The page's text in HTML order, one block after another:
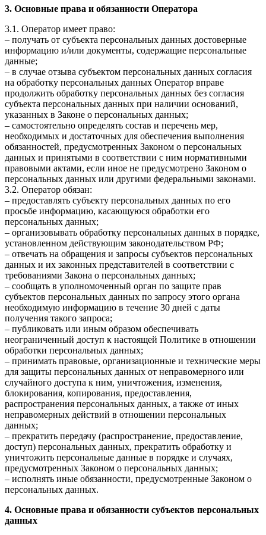
3. Основные права и обязанности Оператора
3.1. Оператор имеет право:
– получать от субъекта персональных данных достоверные
информацию и/или документы, содержащие персональные
данные;
– в случае отзыва субъектом персональных данных согласия
на обработку персональных данных Оператор вправе
продолжить обработку персональных данных без согласия
субъекта персональных данных при наличии оснований,
указанных в Законе о персональных данных;
– самостоятельно определять состав и перечень мер,
необходимых и достаточных для обеспечения выполнения
обязанностей, предусмотренных Законом о персональных
данных и принятыми в соответствии с ним нормативными
правовыми актами, если иное не предусмотрено Законом о
персональных данных или другими федеральными законами.
3.2. Оператор обязан:
– предоставлять субъекту персональных данных по его
просьбе информацию, касающуюся обработки его
персональных данных;
– организовывать обработку персональных данных в порядке,
установленном действующим законодательством РФ;
– отвечать на обращения и запросы субъектов персональных
данных и их законных представителей в соответствии с
требованиями Закона о персональных данных;
– сообщать в уполномоченный орган по защите прав
субъектов персональных данных по запросу этого органа
необходимую информацию в течение 30 дней с даты
получения такого запроса;
– публиковать или иным образом обеспечивать
неограниченный доступ к настоящей Политике в отношении
обработки персональных данных;
– принимать правовые, организационные и технические меры
для защиты персональных данных от неправомерного или
случайного доступа к ним, уничтожения, изменения,
блокирования, копирования, предоставления,
распространения персональных данных, а также от иных
неправомерных действий в отношении персональных
данных;
– прекратить передачу (распространение, предоставление,
доступ) персональных данных, прекратить обработку и
уничтожить персональные данные в порядке и случаях,
предусмотренных Законом о персональных данных;
– исполнять иные обязанности, предусмотренные Законом о
персональных данных.
4. Основные права и обязанности субъектов персональных
данных